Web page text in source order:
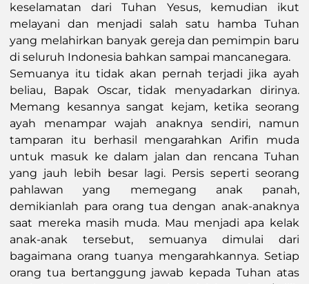
keselamatan dari Tuhan Yesus, kemudian ikut
melayani dan menjadi salah satu hamba Tuhan
yang melahirkan banyak gereja dan pemimpin baru
di seluruh Indonesia bahkan sampai mancanegara.
Semuanya itu tidak akan pernah terjadi jika ayah
beliau, Bapak Oscar, tidak menyadarkan dirinya.
Memang kesannya sangat kejam, ketika seorang
ayah menampar wajah anaknya sendiri, namun
tamparan itu berhasil mengarahkan Arifin muda
untuk masuk ke dalam jalan dan rencana Tuhan
yang jauh lebih besar lagi. Persis seperti seorang
pahlawan yang memegang anak panah,
demikianlah para orang tua dengan anak-anaknya
saat mereka masih muda. Mau menjadi apa kelak
anak-anak tersebut, semuanya dimulai dari
bagaimana orang tuanya mengarahkannya. Setiap
orang tua bertanggung jawab kepada Tuhan atas